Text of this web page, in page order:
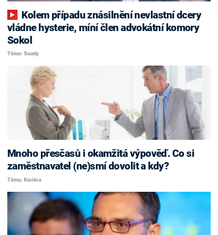
vládne hysterie, míní člen advokátní komory
Sokol
Téma: Soudy
Mnoho přesčasů i okamžitá výpověď. Co si
zaměstnavatel (ne)smí dovolit a kdy?
Téma: Kariéra